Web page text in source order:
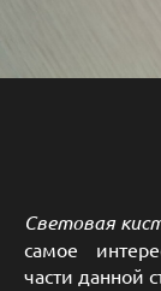
Световая
самое
части данной